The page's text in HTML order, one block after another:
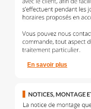
En savoir plus